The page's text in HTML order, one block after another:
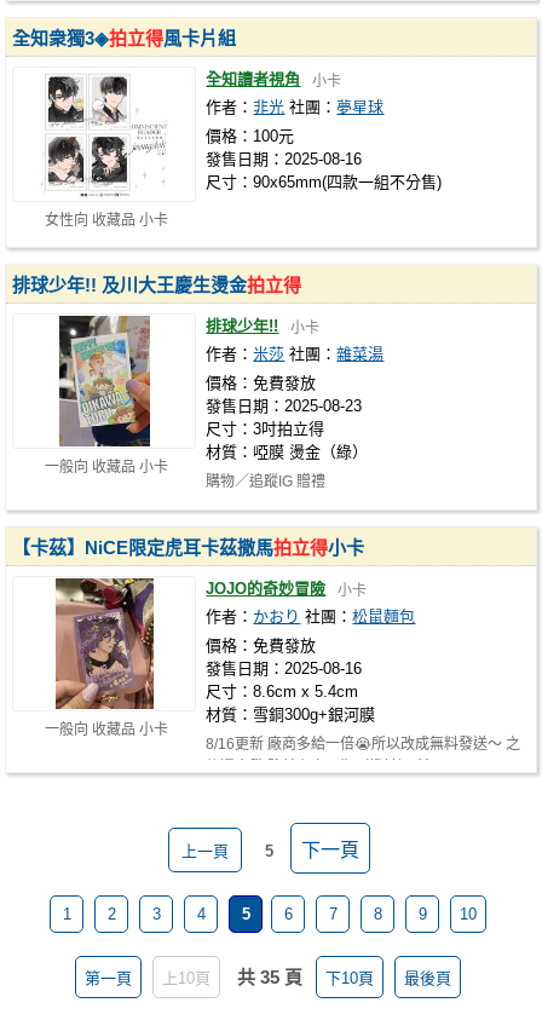
女性向 收藏品 小卡
全知衆獨3◈拍立得風卡片組
全知讀者視角 小卡
作者：非光 社團：夢星球
價格：100元
發售日期：2025-08-16
尺寸：90x65mm(四款一組不分售)
一般向 收藏品 小卡
排球少年!! 及川大王慶生燙金拍立得
排球少年!! 小卡
作者：米莎 社團：雜菜湯
價格：免費發放
發售日期：2025-08-23
尺寸：3吋拍立得
材質：啞膜 燙金（綠）
購物／追蹤IG 贈禮
一般向 收藏品 小卡
【卡茲】NiCE限定虎耳卡茲撒馬拍立得小卡
JOJO的奇妙冒險 小卡
作者： かおり 社團：松鼠麵包
價格：免費發放
發售日期：2025-08-16
尺寸：8.6cm x 5.4cm
材質：雪銅300g+銀河膜
8/16更新 廠商多給一倍😭所以改成無料發送～ 之
上一頁 5 下一頁
1 2 3 4 5 6 7 8 9 10
第一頁 上10頁 共 35 頁 下10頁 最後頁